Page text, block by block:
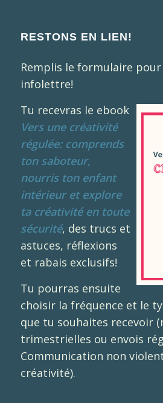
RESTONS EN LIEN!
Remplis le formulaire
infolettre!
Tu recevras le ebook
Vers une créativité
régulée: comprends
ton saboteur,
nourris ton enfant
intérieur et explore
ta créativité en toute
sécurité, des trucs et
astuces, réflexions
et rabais exclusifs!
Tu pourras ensuite
choisir la fréquence et le
que tu souhaites recevoir
trimestrielles ou envois
Communication non
créativité).